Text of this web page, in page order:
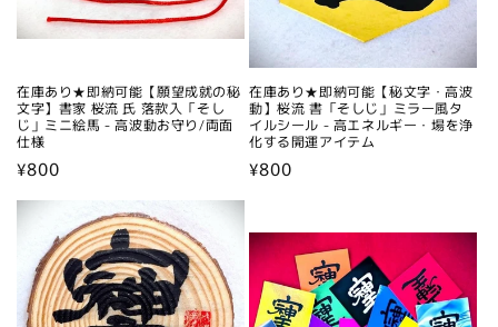
在庫あり★即納可能【願望成就の秘
文字】書家 桜流 氏 落款入「そし
じ」ミニ絵馬 - 高波動お守り/両面
仕様
通
常
¥800
在庫あり★即納可能【秘文字・高波
動】桜流 書「そしじ」ミラー風タ
イルシール - 高エネルギー・場を浄
化する開運アイテム
通
格
¥800